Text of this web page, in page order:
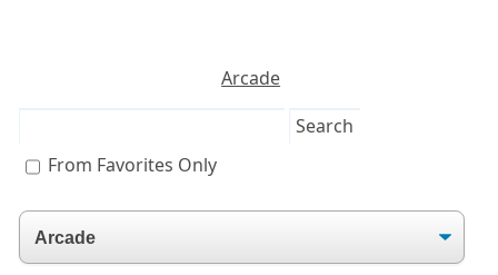
Arcade
From Favorites Only